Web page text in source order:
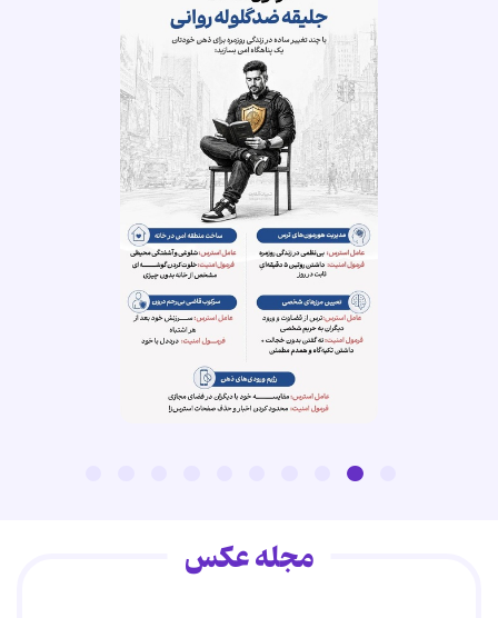
مجله عکس